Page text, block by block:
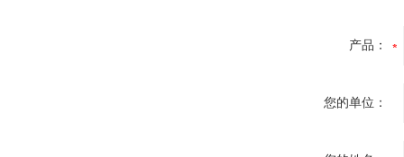
产品：
您的单位：